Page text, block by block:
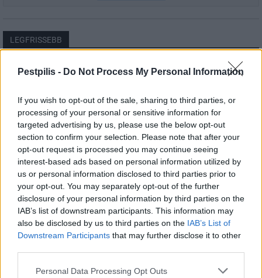
Pestpilis - Do Not Process My Personal Information
If you wish to opt-out of the sale, sharing to third parties, or
processing of your personal or sensitive information for
targeted advertising by us, please use the below opt-out
section to confirm your selection. Please note that after your
opt-out request is processed you may continue seeing
interest-based ads based on personal information utilized by
us or personal information disclosed to third parties prior to
your opt-out. You may separately opt-out of the further
disclosure of your personal information by third parties on the
IAB’s list of downstream participants. This information may
also be disclosed by us to third parties on the IAB’s List of
Downstream Participants that may further disclose it to other
Personal Data Processing Opt Outs
LEGFRISSEBB
Országos
Szakirányú továbbképzésekkel segíti
a Gál Ferenc Egyetem
Országos
A lakosságra is fontos szerep hárul a
szúnyoginvázió elkerülésében
Országos
Itt az ÉVOSZ megoldása a hőhullámok és
az energiakrízis kezelésére